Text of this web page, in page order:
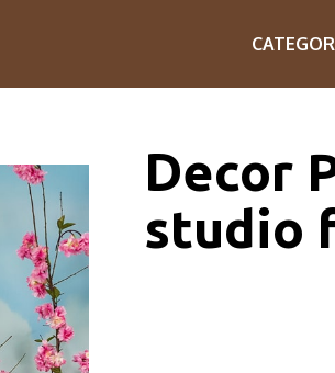
Decor
studio